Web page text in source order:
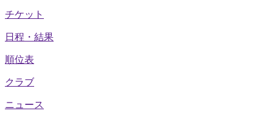
チケット
日程・結果
順位表
クラブ
ニュース